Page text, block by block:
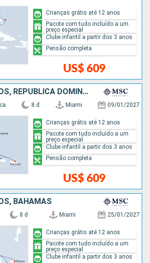
US$ 609
Crianças grátis até 12 anos
Pacote com tudo incluído a um
preço especial
Clube infantil a partir dos 3 anos
Pensão completa
ESTADOS UNIDOS, REPUBLICA DOMINICANA, PORTO RICO, BAHAMAS
8 d Miami 09/01/2027
US$ 609
Crianças grátis até 12 anos
Pacote com tudo incluído a um
preço especial
Clube infantil a partir dos 3 anos
Pensão completa
BAHAMAS
8 d Miami 25/01/2027
Crianças grátis até 12 anos
Pacote com tudo incluído a um
preço especial
Clube infantil a partir dos 3 anos